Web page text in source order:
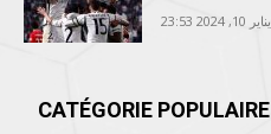
يناير 10, 2024 23:53
CATÉGORIE POPULAIRE